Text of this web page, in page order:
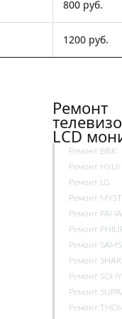
800 руб.
1200 руб.
Ремонт
LCD
Ремонт BBK
Ремонт
Ремонт LG
Ремонт
Ремонт
Ремонт
Ремонт
Ремонт
Ремонт SONY
Ремонт
Ремонт